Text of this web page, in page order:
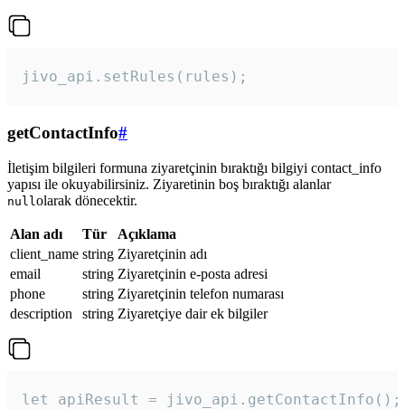
jivo_api.setRules(rules);
getContactInfo#
İletişim bilgileri formuna ziyaretçinin bıraktığı bilgiyi contact_info
yapısı ile okuyabilirsiniz. Ziyaretinin boş bıraktığı alanlar
null olarak dönecektir.
Alan adı Tür
Açıklama
client_name string Ziyaretçinin adı
email
string Ziyaretçinin e-posta adresi
phone
string Ziyaretçinin telefon numarası
description
string Ziyaretçiye dair ek bilgiler
let apiResult = jivo_api.getContactInfo();